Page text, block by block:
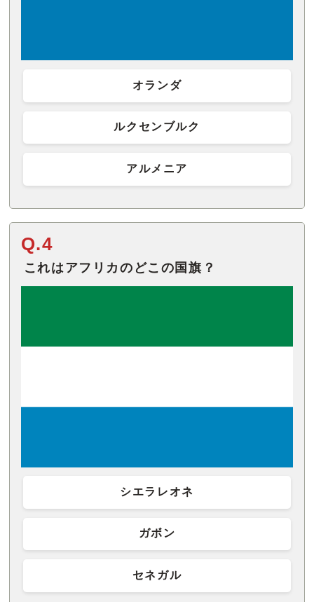
オランダ
ルクセンブルク
アルメニア
Q.4
これはアフリカのどこの国旗？
シエラレオネ
ガボン
セネガル